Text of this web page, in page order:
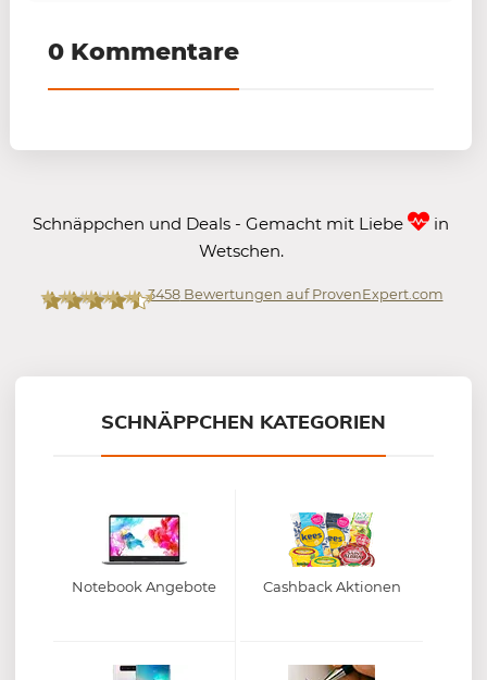
0 Kommentare
Schnäppchen und Deals - Gemacht mit Liebe
in
Wetschen.
3458Bewertungen auf ProvenExpert.com
SCHNÄPPCHEN KATEGORIEN
Notebook Angebote Cashback Aktionen